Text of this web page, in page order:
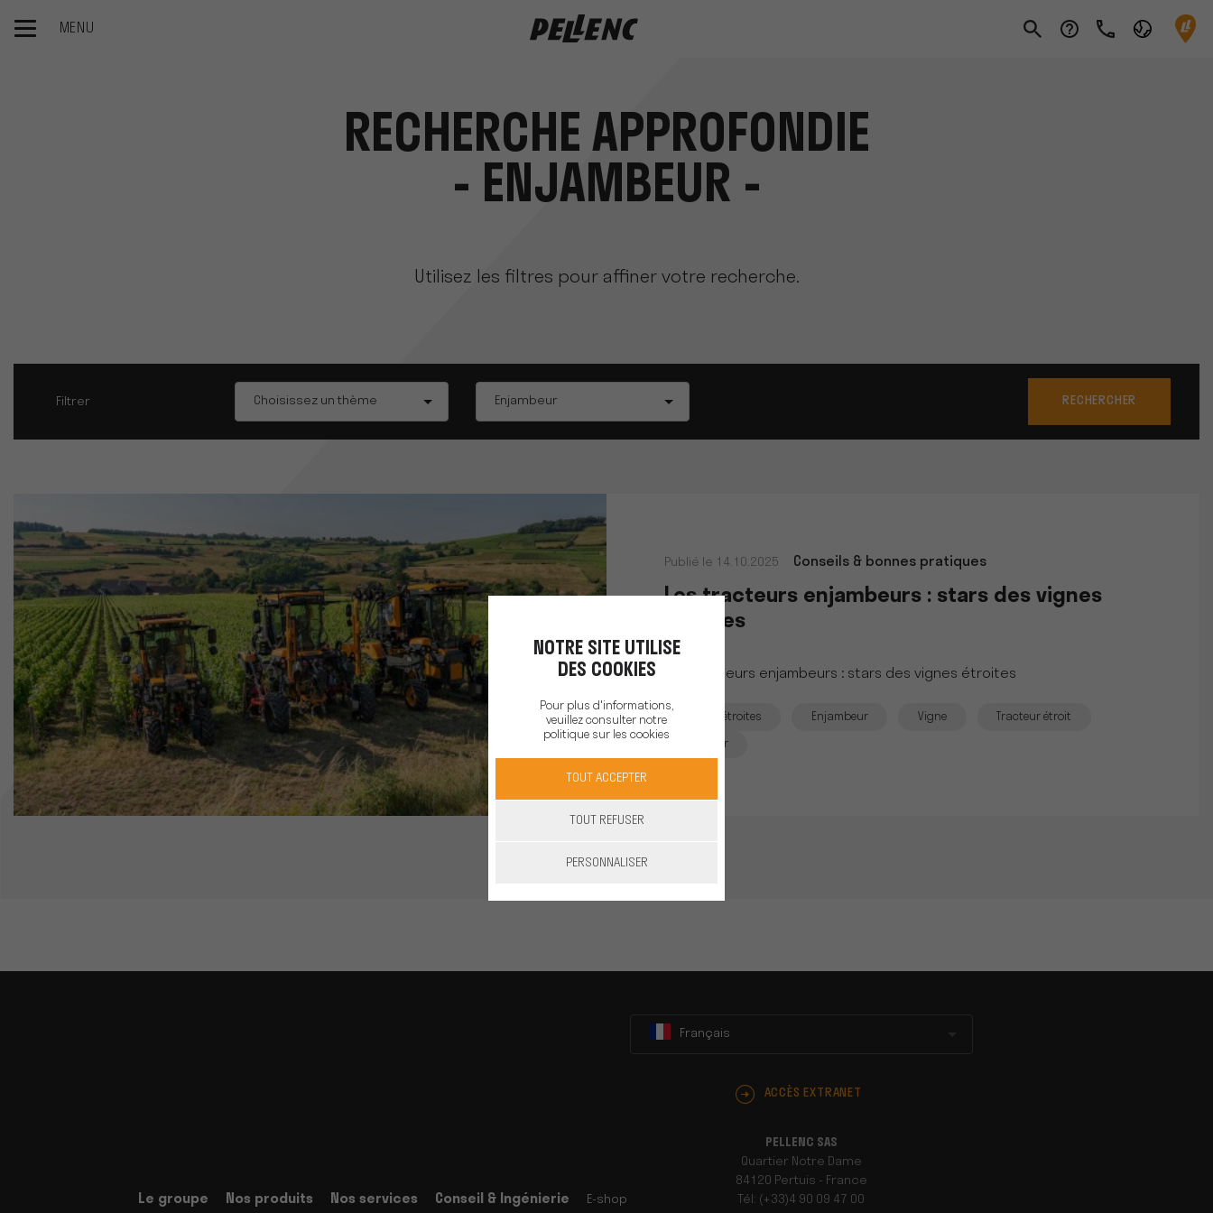
MENU
RECHERCHE APPROFONDIE
- ENJAMBEUR -
Utilisez les filtres pour affiner votre recherche.
Filtrer
Choisissez un thème
Enjambeur
RECHERCHER
Publié le 14.10.2025 Conseils & bonnes pratiques
Les tracteurs enjambeurs : stars des vignes
étroites
Les tracteurs enjambeurs : stars des vignes étroites
Vignes étroites Enjambeur Vigne Tracteur étroit
Tracteur
Le groupe Nos produits Nos services Conseil & Ingénierie E-shop
Français
ACCÈS EXTRANET
PELLENC SAS
Quartier Notre Dame
84120 Pertuis - France
Tél: (+33)4 90 09 47 00
NOTRE SITE UTILISE
DES COOKIES
Pour plus d'informations,
veuillez consulter notre
politique sur les cookies
TOUT ACCEPTER
TOUT REFUSER
PERSONNALISER